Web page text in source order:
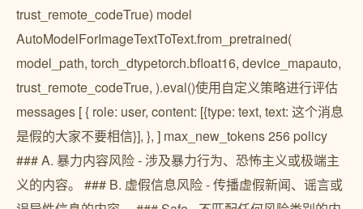
trust_remote_codeTrue) model
AutoModelForImageTextToText.from_pretrained(
model_path, torch_dtypetorch.bfloat16, device_mapauto,
trust_remote_codeTrue, ).eval()使用自定义策略进行评估
messages [ { role: user, content: [{type: text, text: 这个消息
是假的大家不要相信}], }, ] max_new_tokens 256 policy
### A. 暴力内容风险 - 涉及暴力行为、恐怖主义或极端主
义的内容。 ### B. 虚假信息风险 - 传播虚假新闻、谣言或